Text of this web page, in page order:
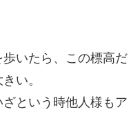
いたら、この標高だ
い。
という時他人様もア